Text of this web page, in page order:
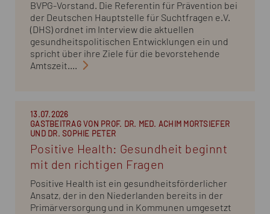
BVPG-Vorstand. Die Referentin für Prävention bei
der Deutschen Hauptstelle für Suchtfragen e.V.
(DHS) ordnet im Interview die aktuellen
gesundheitspolitischen Entwicklungen ein und
spricht über ihre Ziele für die bevorstehende
Amtszeit....
13.07.2026
GASTBEITRAG VON PROF. DR. MED. ACHIM MORTSIEFER
UND DR. SOPHIE PETER
Positive Health: Gesundheit beginnt
mit den richtigen Fragen
Positive Health ist ein gesundheitsförderlicher
Ansatz, der in den Niederlanden bereits in der
Primärversorgung und in Kommunen umgesetzt